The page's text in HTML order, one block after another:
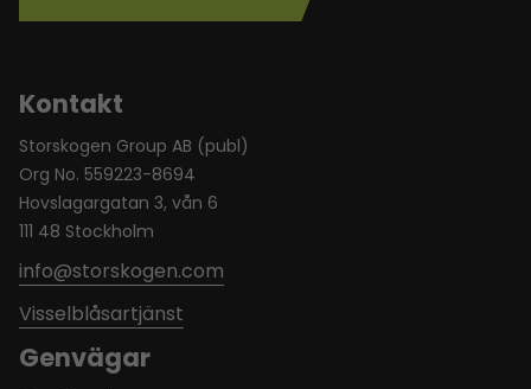
Kontakt
Storskogen Group AB (publ)
Org No. 559223-8694
Hovslagargatan 3, vån 6
111 48 Stockholm
info@storskogen.com
Visselblåsartjänst
Genvägar